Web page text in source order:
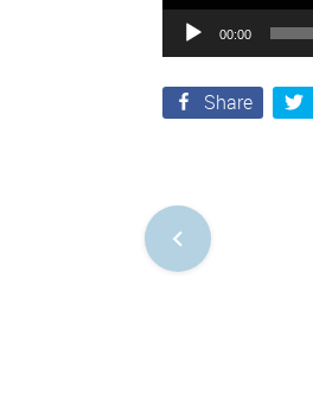
00:00
Share
Nawigacja